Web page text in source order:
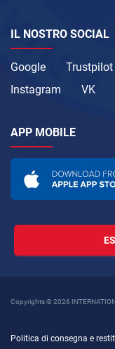
IL NOSTRO SOCIAL
Google Trustpilot
Instagram
VK
APP MOBILE
Copyrights © 2026
Politica di consegna e